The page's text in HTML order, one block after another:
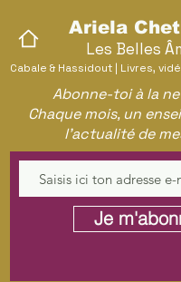
Cabale & Hassidout | Livres,
Ariela
Les Belles
Abonne-toi à la
Chaque mois, un
l'actualité de
Je